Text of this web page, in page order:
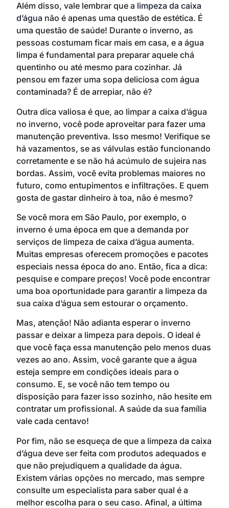
Além disso, vale lembrar que a limpeza da caixa
d’água não é apenas uma questão de estética. É
uma questão de saúde! Durante o inverno, as
pessoas costumam ficar mais em casa, e a água
limpa é fundamental para preparar aquele chá
quentinho ou até mesmo para cozinhar. Já
pensou em fazer uma sopa deliciosa com água
contaminada? É de arrepiar, não é?
Outra dica valiosa é que, ao limpar a caixa d’água
no inverno, você pode aproveitar para fazer uma
manutenção preventiva. Isso mesmo! Verifique se
há vazamentos, se as válvulas estão funcionando
corretamente e se não há acúmulo de sujeira nas
bordas. Assim, você evita problemas maiores no
futuro, como entupimentos e infiltrações. E quem
gosta de gastar dinheiro à toa, não é mesmo?
Se você mora em São Paulo, por exemplo, o
inverno é uma época em que a demanda por
serviços de limpeza de caixa d’água aumenta.
Muitas empresas oferecem promoções e pacotes
especiais nessa época do ano. Então, fica a dica:
pesquise e compare preços! Você pode encontrar
uma boa oportunidade para garantir a limpeza da
sua caixa d’água sem estourar o orçamento.
Mas, atenção! Não adianta esperar o inverno
passar e deixar a limpeza para depois. O ideal é
que você faça essa manutenção pelo menos duas
vezes ao ano. Assim, você garante que a água
esteja sempre em condições ideais para o
consumo. E, se você não tem tempo ou
disposição para fazer isso sozinho, não hesite em
contratar um profissional. A saúde da sua família
vale cada centavo!
Por fim, não se esqueça de que a limpeza da caixa
d’água deve ser feita com produtos adequados e
que não prejudiquem a qualidade da água.
Existem várias opções no mercado, mas sempre
consulte um especialista para saber qual é a
melhor escolha para o seu caso. Afinal, a última